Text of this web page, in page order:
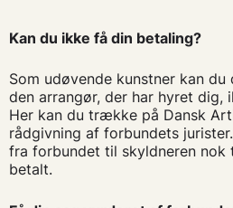
Kan du ikke få din betaling?
Som udøvende kunstner kan
den arrangør, der har hyret dig,
Her kan du trække på Dansk
rådgivning af forbundets
fra forbundet til skyldneren nok
betalt.